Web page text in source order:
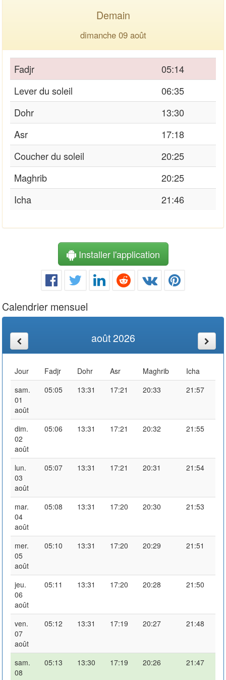
Demain
dimanche 09 août
Fadjr
05:14
Lever du soleil
06:35
Dohr
13:30
Asr
17:18
Coucher du soleil
20:25
Maghrib
20:25
Icha
21:46
Installer l'application
Calendrier mensuel
août 2026
Jour Fadjr Dohr Asr Maghrib
Icha
sam.
01
août
05:05 13:31 17:21 20:33 21:57
dim.
02
août
05:06 13:31 17:21 20:32 21:55
lun.
03
août
05:07 13:31 17:21 20:31 21:54
mar.
04
août
05:08 13:31 17:20 20:30 21:53
mer.
05
août
05:10 13:31 17:20 20:29 21:51
jeu.
06
août
05:11 13:31 17:20 20:28 21:50
ven.
07
août
05:12 13:31 17:19 20:27 21:48
sam.
08
05:13 13:30 17:19 20:26 21:47